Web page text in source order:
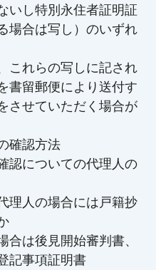
いし特別永住者証明証
場合は写し）のいずれ
これらの写しに記され
書留郵便により送付す
させていただく場合が
確認方法
認についての代理人の
理人の場合には戸籍抄
合は後見開始審判書、
記事項証明書